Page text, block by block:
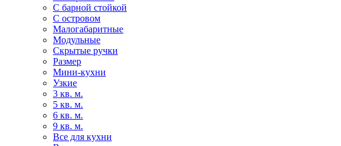
С барной стойкой
С островом
Малогабаритные
Модульные
Скрытые ручки
Размер
Мини-кухни
Узкие
3 кв. м.
5 кв. м.
6 кв. м.
9 кв. м.
Все для кухни